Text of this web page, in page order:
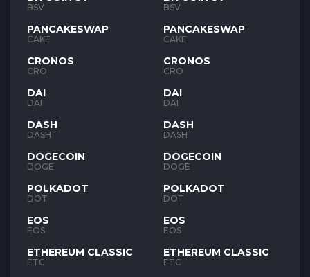
BSV
PANCAKESWAP
CAKE
CRONOS
CRO
DAI
DAI
DASH
DASH
DOGECOIN
DOGE
POLKADOT
DOT
EOS
EOS
ETHEREUM CLASSIC
ETC
BSV
PANCAKESWAP
CAKE
CRONOS
CRO
DAI
DAI
DASH
DASH
DOGECOIN
DOGE
POLKADOT
DOT
EOS
EOS
ETHEREUM CLASSIC
ETC